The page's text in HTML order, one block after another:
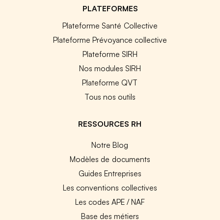
PLATEFORMES
Plateforme Santé Collective
Plateforme Prévoyance collective
Plateforme SIRH
Nos modules SIRH
Plateforme QVT
Tous nos outils
RESSOURCES RH
Notre Blog
Modèles de documents
Guides Entreprises
Les conventions collectives
Les codes APE / NAF
Base des métiers